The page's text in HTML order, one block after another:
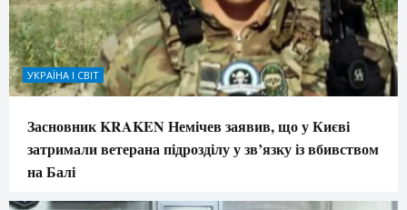
УКРАЇНА І СВІТ
Засновник KRAKEN Немічев заявив, що у Києві
затримали ветерана підрозділу у зв’язку із вбивством
на Балі